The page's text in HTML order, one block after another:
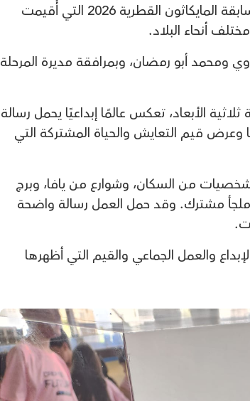
فاز طلاب مدرسة أجيال الثانوية اليوم بالمركز الأول في مسابقة المايكاثون القطرية 2026 التي أُقيمت
أنحاء البلاد.
سهيلة عدوي ومحمد أبو رمضان، وبمرافقة مديرة المرحلة
الأبعاد، تعكس عالمًا إبداعيًا يحمل رسالة
وعرض قيم التعايش والحياة المشتركة التي
من السكان، وشوارع من يافا، وبرج
مشترك. وقد حمل العمل رسالة واضحة
والعمل الجماعي والقيم التي أظهرها